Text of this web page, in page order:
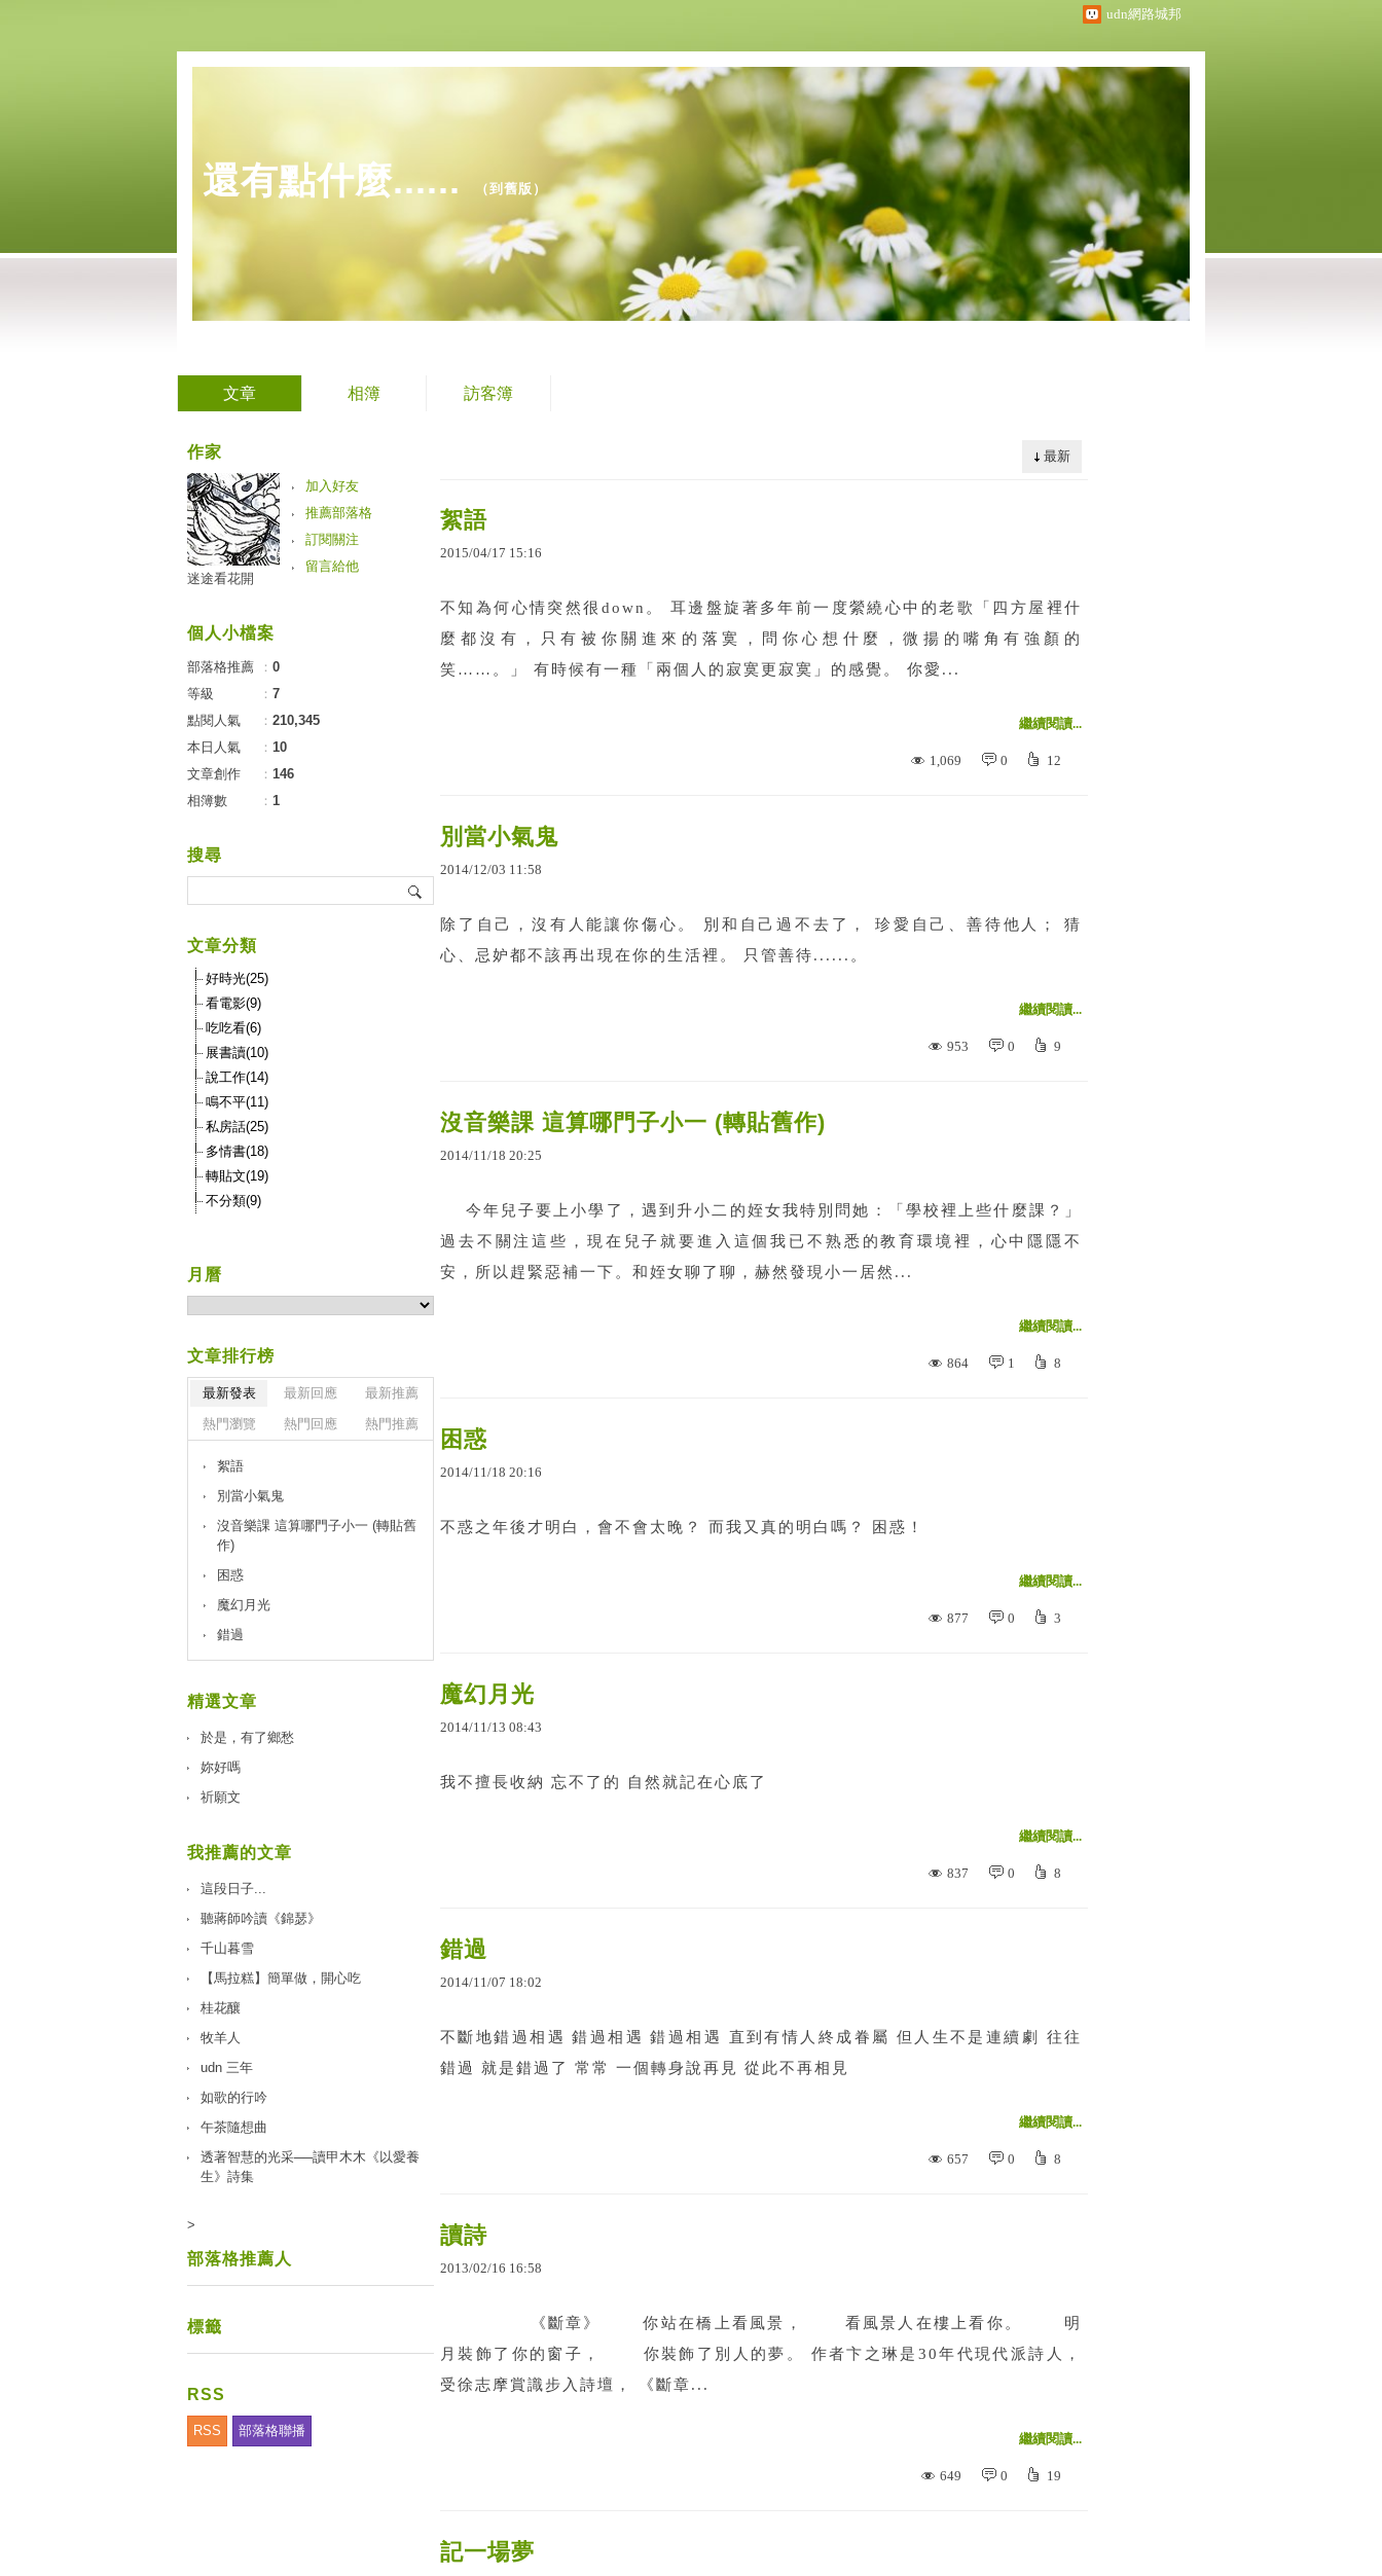
udn網路城邦
還有點什麼...... （到舊版 ）
文章 相簿 訪客簿
最新
絮語
2015/04/17 15:16
不知為何心情突然很down。 耳邊盤旋著多年前一度縈繞心中的老歌「四方屋裡什
麼都沒有，只有被你關進來的落寞，問你心想什麼，微揚的嘴角有強顏的
笑……。」 有時候有一種「兩個人的寂寞更寂寞」的感覺。 你愛...
繼續閱讀...
1,069 0 12
別當小氣鬼
2014/12/03 11:58
除了自己，沒有人能讓你傷心。 別和自己過不去了， 珍愛自己、善待他人； 猜
心、忌妒都不該再出現在你的生活裡。 只管善待......。
繼續閱讀...
953 0 9
沒音樂課 這算哪門子小一 (轉貼舊作)
2014/11/18 20:25
今年兒子要上小學了，遇到升小二的姪女我特別問她：「學校裡上些什麼課？」
過去不關注這些，現在兒子就要進入這個我已不熟悉的教育環境裡，心中隱隱不
安，所以趕緊惡補一下。和姪女聊了聊，赫然發現小一居然...
繼續閱讀...
864 1 8
困惑
2014/11/18 20:16
不惑之年後才明白，會不會太晚？ 而我又真的明白嗎？ 困惑！
繼續閱讀...
877 0 3
魔幻月光
2014/11/13 08:43
我不擅長收納 忘不了的 自然就記在心底了
繼續閱讀...
837 0 8
錯過
2014/11/07 18:02
不斷地錯過相遇 錯過相遇 錯過相遇 直到有情人終成眷屬 但人生不是連續劇 往往
錯過 就是錯過了 常常 一個轉身說再見 從此不再相見
繼續閱讀...
657 0 8
讀詩
2013/02/16 16:58
《斷章》 你站在橋上看風景， 看風景人在樓上看你。 明
月裝飾了你的窗子， 你裝飾了別人的夢。 作者卞之琳是30年代現代派詩人，
受徐志摩賞識步入詩壇， 《斷章...
繼續閱讀...
649 0 19
記一場夢
作家
加入好友
推薦部落格
訂閱關注
留言給他
迷途看花開
個人小檔案
部落格推薦 ： 0
等級
： 7
點閱人氣
： 210,345
本日人氣
： 10
文章創作
： 146
相簿數
： 1
搜尋
文章分類
好時光(25)
看電影(9)
吃吃看(6)
展書讀(10)
說工作(14)
鳴不平(11)
私房話(25)
多情書(18)
轉貼文(19)
不分類(9)
月曆
文章排行榜
最新發表 最新回應
最新推薦
熱門瀏覽
熱門回應 熱門推薦
絮語
別當小氣鬼
沒音樂課 這算哪門子小一 (轉貼舊
作)
困惑
魔幻月光
錯過
精選文章
於是，有了鄉愁
妳好嗎
祈願文
我推薦的文章
這段日子...
聽蔣師吟讀《錦瑟》
千山暮雪
【馬拉糕】簡單做，開心吃
桂花釀
牧羊人
udn 三年
如歌的行吟
午茶隨想曲
透著智慧的光采──讀甲木木《以愛養
生》詩集
>
部落格推薦人
標籤
RSS
RSS 部落格聯播